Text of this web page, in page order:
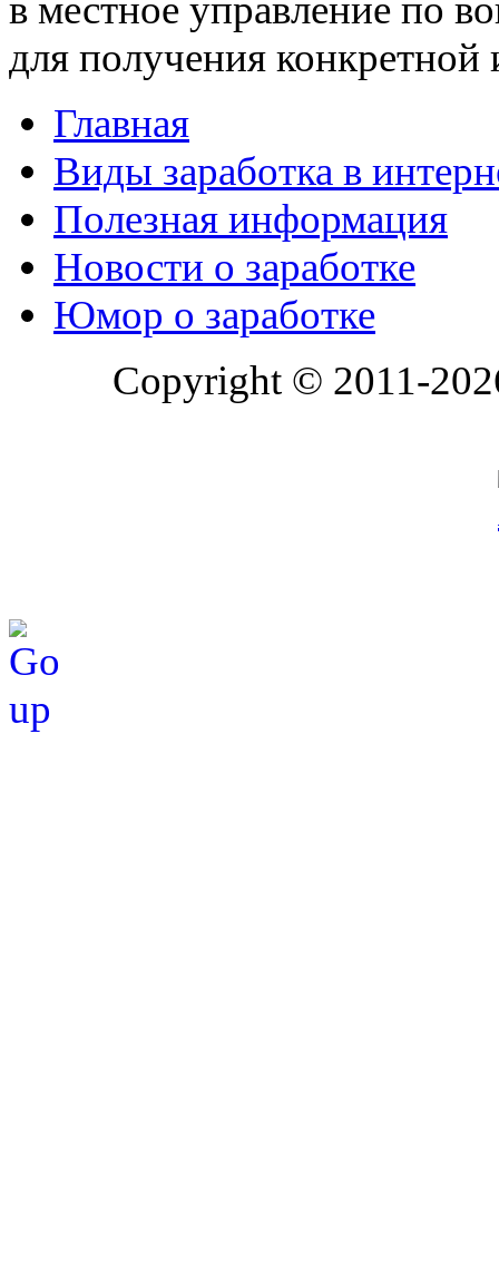
в местное управление по
для получения
Главная
Виды заработка в
Полезная информация
Новости о заработке
Юмор о заработке
Copyright © 2011-